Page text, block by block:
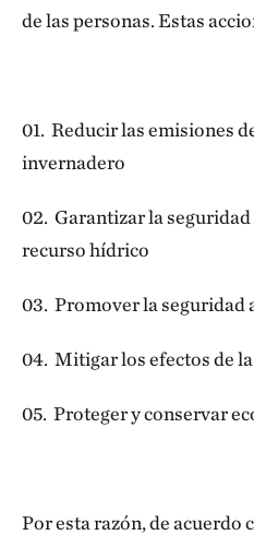
de las personas. Estas
01. Reducir las emisiones
invernadero
02. Garantizar la
recurso hídrico
03. Promover la seguridad
04. Mitigar los efectos de
05. Proteger y conservar
Por esta razón, de acuerdo